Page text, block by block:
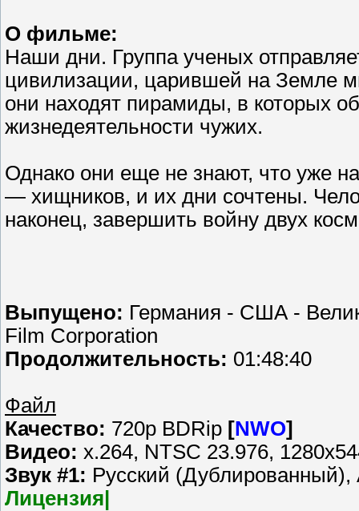
О фильме:
Наши дни. Группа ученых
цивилизации, царившей на Земле
они находят пирамиды, в которых
жизнедеятельности чужих.
Однако они еще не знают, что уже
— хищников, и их дни сочтены.
наконец, завершить войну двух
Выпущено: Германия - США -
Film Corporation
Продолжительность: 01:48:40
Файл
Качество: 720p BDRip [NWO]
Видео: x.264, NTSC 23.976,
Звук #1: Русский
Лицензия|